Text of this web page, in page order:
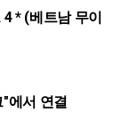
* (베트남 무이
에서 연결